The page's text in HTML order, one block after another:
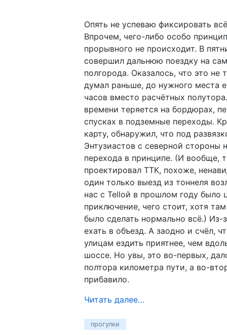
Опять не успеваю фиксировать
Впрочем, чего-либо особо
прорывного не происходит. В
совершил дальнюю поездку на
полгорода. Оказалось, что это не
думал раньше, до нужного места
часов вместо расчётных
времени теряется на бордюрах,
спусках в подземные переходы.
карту, обнаружил, что под
Энтузиастов с северной стороны
перехода в принципе. (И вообще,
проектировал ТТК, похоже,
один только выезд из тоннеля
нас с Tellой в прошлом году было
приключение, чего стоит, хотя
было сделать нормально всё.) Из-
ехать в объезд. А заодно и счёл,
улицам ездить приятнее, чем
шоссе. Но увы, это во-первых,
полтора километра пути, а во-
прибавило.
Читать далее…
прогулки